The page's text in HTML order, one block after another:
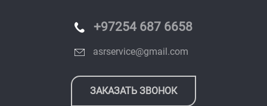
+97254 687 6658
asrservice@gmail.com
ЗАКАЗАТЬ ЗВОНОК